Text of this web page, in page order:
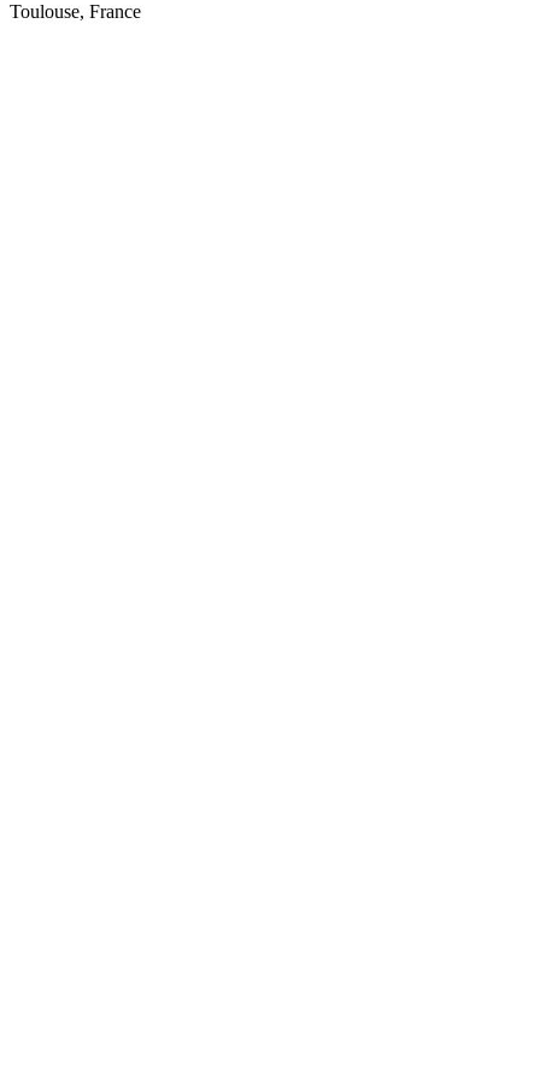
Toulouse, France